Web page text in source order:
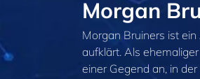
Morgan
Morgan Bruiners ist
aufklärt. Als
einer Gegend an, in